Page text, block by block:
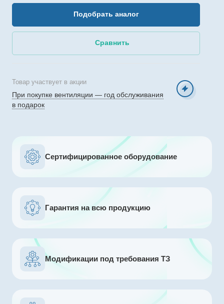
Подобрать аналог
Сравнить
Товар участвует в акции
При покупке вентиляции — год обслуживания
в подарок
Сертифицированное оборудование
Гарантия на всю продукцию
Модификации под требования ТЗ